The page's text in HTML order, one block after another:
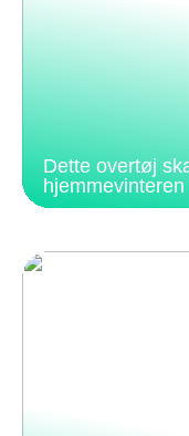
Dette overtøj
hjemmevinteren